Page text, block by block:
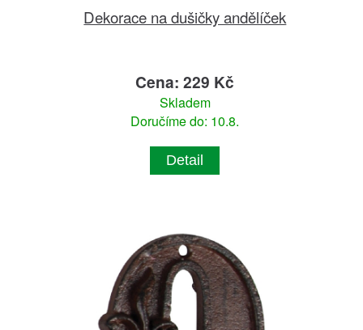
Dekorace na dušičky andělíček
Cena: 229 Kč
Skladem
Doručíme do: 10.8.
Detail